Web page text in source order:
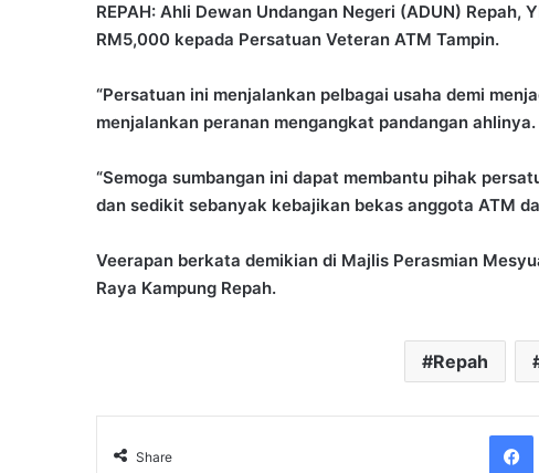
REPAH: Ahli Dewan Undangan Negeri (ADUN)
RM5,000 kepada Persatuan Veteran ATM Tampin.
“Persatuan ini menjalankan pelbagai usaha demi
menjalankan peranan mengangkat pandangan ahlinya.
“Semoga sumbangan ini dapat membantu pihak
dan sedikit sebanyak kebajikan bekas anggota ATM
Veerapan berkata demikian di Majlis Perasmian
Raya Kampung Repah.
Repah
Share